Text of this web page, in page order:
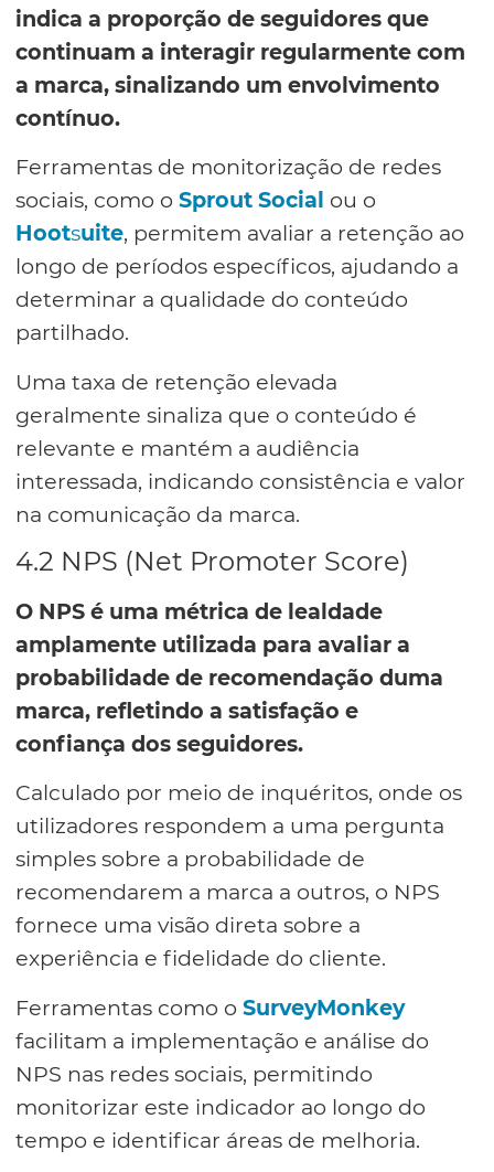
indica a proporção de seguidores que
continuam a interagir regularmente com
a marca, sinalizando um envolvimento
contínuo.
Ferramentas de monitorização de redes
sociais, como o Sprout Social ou o
Hootsuite, permitem avaliar a retenção ao
longo de períodos específicos, ajudando a
determinar a qualidade do conteúdo
partilhado.
Uma taxa de retenção elevada
geralmente sinaliza que o conteúdo é
relevante e mantém a audiência
interessada, indicando consistência e valor
na comunicação da marca.
4.2 NPS (Net Promoter Score)
O NPS é uma métrica de lealdade
amplamente utilizada para avaliar a
probabilidade de recomendação duma
marca, refletindo a satisfação e
confiança dos seguidores.
Calculado por meio de inquéritos, onde os
utilizadores respondem a uma pergunta
simples sobre a probabilidade de
recomendarem a marca a outros, o NPS
fornece uma visão direta sobre a
experiência e fidelidade do cliente.
Ferramentas como o SurveyMonkey
facilitam a implementação e análise do
NPS nas redes sociais, permitindo
monitorizar este indicador ao longo do
tempo e identificar áreas de melhoria.